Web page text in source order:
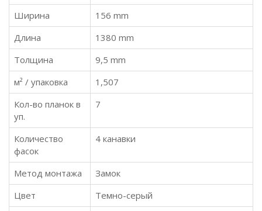
Ширина
156 mm
Длина
1380 mm
Толщина
9,5 mm
м² / упаковка
1,507
Кол-во планок в
уп.
7
Количество
фасок
4 канавки
Метод монтажа
Замок
Цвет
Темно-серый